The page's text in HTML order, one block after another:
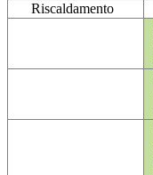
Riscaldamento